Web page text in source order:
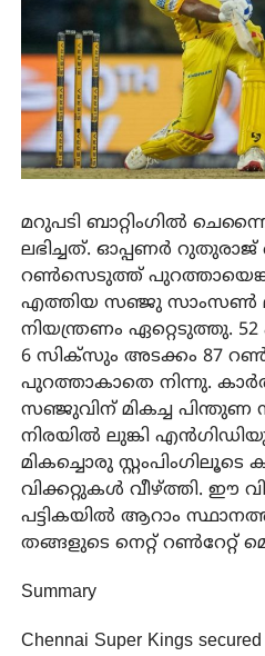
മറുപടി ബാറ്റിംഗിൽ
ലഭിച്ചത്. ഓപ്പണർ റുതുരാജ്
റൺസെടുത്ത്
എത്തിയ സഞ്ജു സാംസൺ
നിയന്ത്രണം ഏറ്റെടുത്തു.
6 സിക്സും അടക്കം 87
പുറത്താകാതെ നിന്നു.
സഞ്ജുവിന് മികച്ച
നിരയിൽ ലുങ്കി
മികച്ചൊരു
വിക്കറ്റുകൾ വീഴ്ത്തി. ഈ
പട്ടികയിൽ ആറാം
തങ്ങളുടെ നെറ്റ് റൺറേറ്റ്
Summary
Chennai Super Kings